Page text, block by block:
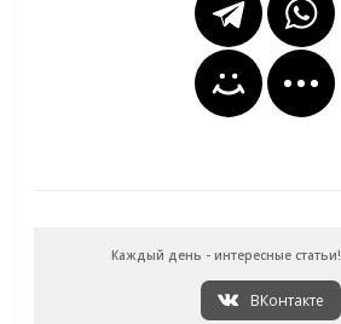
Каждый день - интересные статьи!
ВКонтакте